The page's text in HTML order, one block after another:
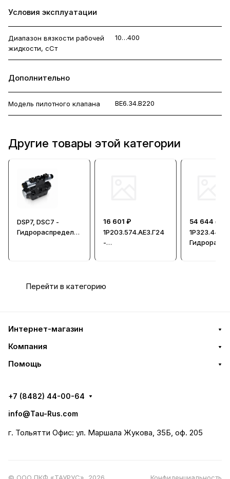
Условия эксплуатации
Диапазон вязкости рабочей
жидкости, сСт
10…400
Дополнительно
Модель пилотного клапана ВЕ6.34.В220
Другие товары этой категории
DSP7, DSC7 -
Гидрораспредели
16 601 ₽
1Р203.574.АЕ3.Г24
-
54 644 ₽
Перейти в категорию
Интернет-магазин
Компания
Помощь
+7 (8482) 44-00-64
info@Tau-Rus.com
г. Тольятти Офис: ул. Маршала Жукова, 35Б, оф. 205